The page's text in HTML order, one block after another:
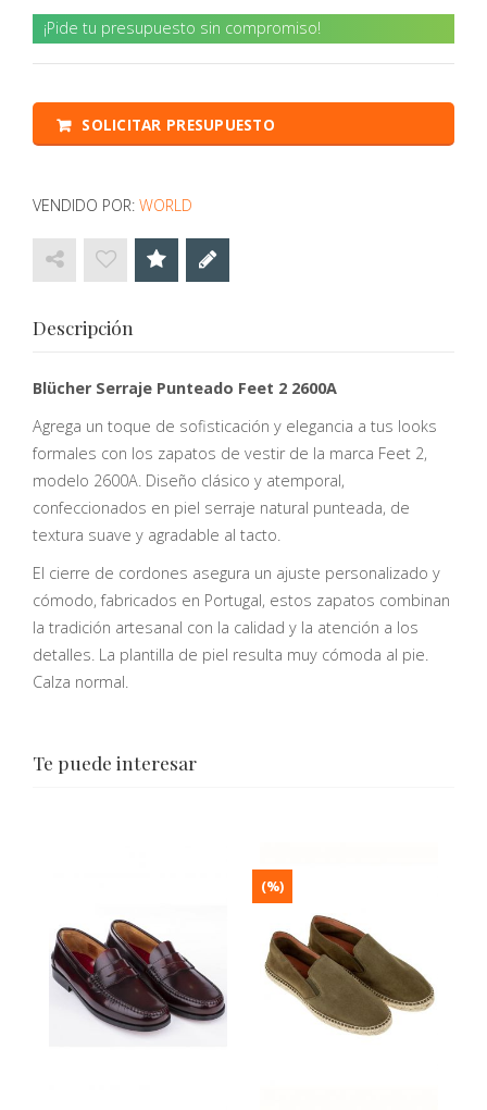
¡Pide tu presupuesto sin compromiso!
SOLICITAR PRESUPUESTO
VENDIDO POR: WORLD
Descripción
Blücher Serraje Punteado Feet 2 2600A
Agrega un toque de sofisticación y elegancia a tus looks
formales con los zapatos de vestir de la marca Feet 2,
modelo 2600A. Diseño clásico y atemporal,
confeccionados en piel serraje natural punteada, de
textura suave y agradable al tacto.
El cierre de cordones asegura un ajuste personalizado y
cómodo, fabricados en Portugal, estos zapatos combinan
la tradición artesanal con la calidad y la atención a los
detalles. La plantilla de piel resulta muy cómoda al pie.
Calza normal.
Te puede interesar
(%)